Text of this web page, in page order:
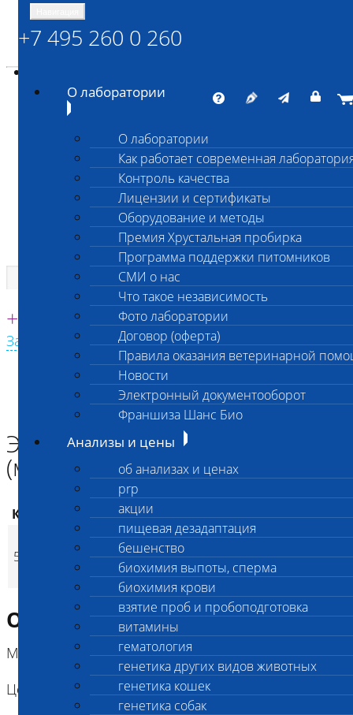
ШАНС БИО
Независимая ветеринарная лаборатория
Единая круглосуточная справочная
+7 495 260 0 260
Заказать звонок с сайта
+7 495 260 0 260
О лаборатории
О лаборатории
Как работает современная
Контроль качества
Лицензии и сертификаты
Оборудование и методы
Премия Хрустальная пробирка
Программа поддержки питомников
СМИ о нас
Что такое независимость
Фото лаборатории
Договор (оферта)
Правила оказания ветеринарной
Новости
Электронный документооборот
Франшиза Шанс Био
Анализы и цены
об анализах и ценах
prp
акции
пищевая дезадаптация
бешенство
биохимия выпоты, сперма
биохимия крови
взятие проб и пробоподготовка
витамины
гематология
генетика других видов животных
генетика кошек
генетика собак
Главная страница
Анализы и цены
ПАРАЗИТОЛОГИЯ
Эктопаразиты и дерматофиты (микроскопия)
Эктопаразиты и дерматофиты
(микроскопия)
Код Наименование услуг Цена, руб.
501
Эктопаразиты и
дерматофиты
(микроскопия)
900 p (Время исполнения
Описание исследования
Метод: световая микроскопия
Цель исследования: